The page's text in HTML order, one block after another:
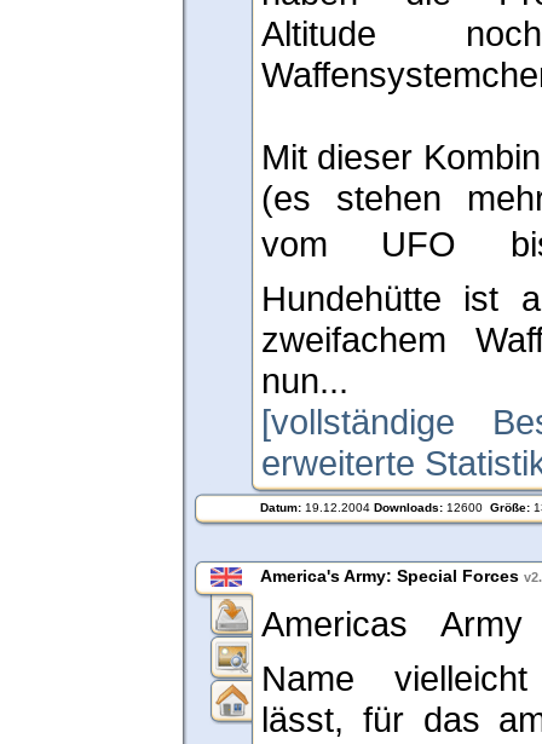
Altitude
Mit dieser
(es stehen
vom UFO
Hundehütte ist
zweifachem
nun...
[vollständige
erweiterte
Datum: 19.12.2004 Downloads: 12600 Größe:
America's Army: Special Forces
Americas
Name
lässt, für das